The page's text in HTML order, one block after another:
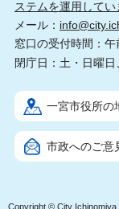
ステムを運用してい
メール：
窓口の受付時間：
閉庁日：土・日曜
一宮市役所の
市政へのご意
Copyright © City